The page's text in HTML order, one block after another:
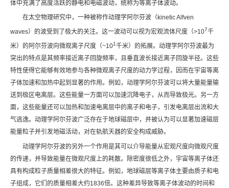
体中充满了高度活跃的静电和电磁波动，统称为等离子体波动。
在太空物理研究中，一种被称作动理学阿尔芬波（kinetic Alfven
waves）的波受到了极大的关注。这一波动可以视为宏观流体尺度（>107千
米）的阿尔芬波向微观离子尺度（~101千米）的拓展。动理学阿尔芬波最为
突出的特点是其频率接近离子回旋频率，且垂直波长接近离子回旋半径。这些
特性使得它能够有效地参与各种微观离子尺度的动力学过程，因而在宇宙等离
子体加速和加热中起到显著的作用。例如，动理学阿尔芬波可以将大量能量输
送到极区电离层。这些能量一方面可以加速沉降电子，从而导致极光。另一方
面，这些能量还可以加热和加速电离层中的离子和电子，引发电离层出流和大
气逃逸。动理学阿尔芬波广泛存在于地球磁层中，并被认为可以显著加速磁层
能量粒子并引发地磁活动，对在轨航天器的安全构成威胁。
动理学阿尔芬波的另外一个作用是其可以介导能量从宏观尺度向微观尺度
的传递，并导致能量在微观尺度上的耗散。除密度很低之外，宇宙等离子体还
具有构成粒子质量相差很大的特征。例如，地球磁层等离子体主要由质子和电
子组成，它们的质量相差大约1836倍。这种差异导致等离子体波动的时间和